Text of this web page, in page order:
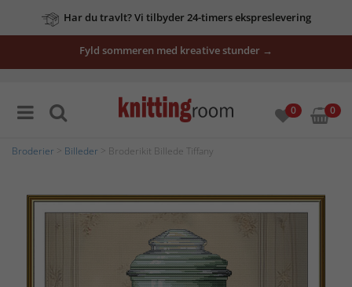
Har du travlt? Vi tilbyder 24-timers ekspreslevering
Fyld sommeren med kreative stunder →
0 0
Broderier Billeder > Broderikit Billede Tiffany